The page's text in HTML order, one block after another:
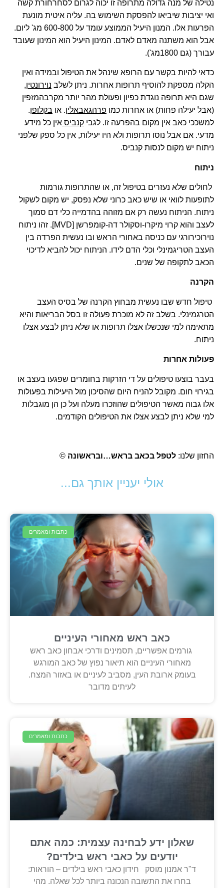
נטילה של מנה גדולה מתרופה זו יכוה לגרום לסחרחורת קשה
ואי יציבות שיביאו להפסקת השימוש בה. עליה איטית מונעת
הפרעות אלו. המנון היעיל הממוצע עומד על 600-800 מג' ליום.
אבל הוא משתנה מאדם לאדם. המינון היעיל הוא המינון שעובד
עבורך (גם 1800מג').
כדאי להיות בקשר עם הרופא שינהל את הטיפול ובמידה ואין
הקלה מספקת להוסיף תרופות אחרות. ניתן לשלב נוירונטין,
שגם היא תרופה נוגדת כפיון ופעולת מהר יותר מקרבהמזפין
(אבל יעילה פחות) או אחרות כמו פרהגאבאלין. או בקלופן.
למשככי כאב אין מקום בהפרעה זו. לגבי קנביס אין כל מידע
מדעי. אם אבל נוסו תרופות ולא היו יעילות, אין כל ספק שלפני
ניתוח יש מקום לנסות קנביס.
ניתוח
לחולים שלא נעזרים בטיפול זה, או שהתרופות גורמות
לתופעות לוואי או שיש כאב כרוני שלא נפסק, יש מקום לשקול
ניתוח. הניתוח נעשה רק אם מזוהה בהדמייה כלי דם סמוך
לעצב והוא קרוי מיקרו-וסקולר דה-קומפרשן [MVD]. זהו ניתוח
נוירוכירורגי עם כניסה באחורי הראש ובו נעשית הפרדה בין
העצב הטריגמינלי וכלי הדם לידו. הניתוח יכול להביא לדיכוי
הכאב לתקופה של שנים.
הקרנה
טיפול חדש שבו נעשית מבחוץ הקרנה של בסיס העצב
הטרגמינלי. בשלב זה לא מוכרת פעולה זו בסל הבריאות והיא
מתאימה למי שנכשלו אצלו תרופות או שלא ניתן לבצע אצלו
ניתוח.
פעולות אחרות
בעבר בוצעו טיפולים על די הזרקות בחומרים שפגעו בעצב או
בגירוי חום. מקובל להניח היום שהסיכון מול היעילות בפעולות
אלו גבוה מאשר הטיפולים שהוזכרו מעלה ועל כן הן מוגבלות
למי שלא ניתן לבצע אצלו את הטיפולים הקודמים.
החזון שלנו: לטפל בכאב בראש…ובראשונה ©
אולי יעניין אותך גם...
כתבות ומאמרים
כאב ראש מאחורי העיניים
גורמים אפשריים, תסמינים ודרכי אבחון כאב ראש
מאחורי העיניים הוא תיאור נפוץ של כאב המורגש
בעומק ארובת העין, מסביב לעיניים או באזור המצח.
לעיתים מדובר
כתבות ומאמרים
שאלון ידע לבחינה עצמית: כמה אתם
יודעים על כאבי ראש בילדים?
ד"ר אמנון מוסק חידון כאבי ראש בילדים – הוראות:
בחרו את התשובה הנכונה ביותר לכל שאלה. מהי